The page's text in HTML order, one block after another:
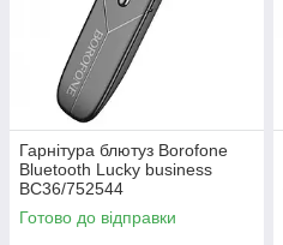
Гарнітура блютуз Borofone
Bluetooth Lucky business
BC36/752544
Готово до відправки